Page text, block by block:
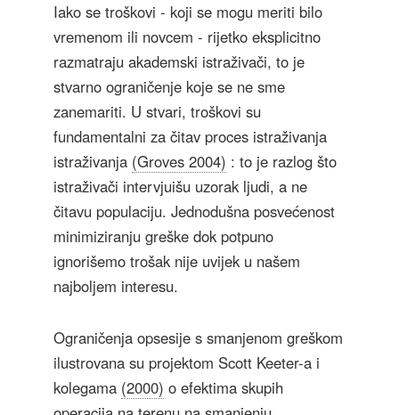
Iako se troškovi - koji se mogu meriti bilo
vremenom ili novcem - rijetko eksplicitno
razmatraju akademski istraživači, to je
stvarno ograničenje koje se ne sme
zanemariti. U stvari, troškovi su
fundamentalni za čitav proces istraživanja
istraživanja (Groves 2004) : to je razlog što
istraživači intervjuišu uzorak ljudi, a ne
čitavu populaciju. Jednodušna posvećenost
minimiziranju greške dok potpuno
ignorišemo trošak nije uvijek u našem
najboljem interesu.
Ograničenja opsesije s smanjenom greškom
ilustrovana su projektom Scott Keeter-a i
kolegama (2000) o efektima skupih